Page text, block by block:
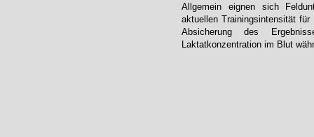
Allgemein eignen sich
aktuellen Trainingsintensität
Absicherung des
Laktatkonzentration im Blut